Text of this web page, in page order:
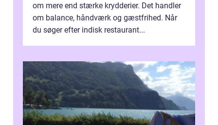
om mere end stærke krydderier. Det handler
om balance, håndværk og gæstfrihed. Når
du søger efter indisk restaurant...